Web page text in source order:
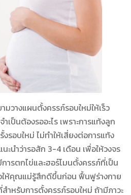
างแผนตั้งครรภ์รอบใหม่ให้เร็ว
เป็นต้องรออะไร เพราะการแท้งลูก
รอบใหม่ ไม่ทำให้เสี่ยงต่อการแท้ง
นำว่ารอสัก 3-4 เดือน เพื่อให้วงจร
ารตกไข่และฮอร์โมนตั้งครรภ์ที่เป็น
ห้คุณแม่รู้สึกดีขึ้นก่อน ฟื้นฟูร่างกาย
ำหรับการตั้งครรภ์รอบใหม่ ถ้ามีภาวะ